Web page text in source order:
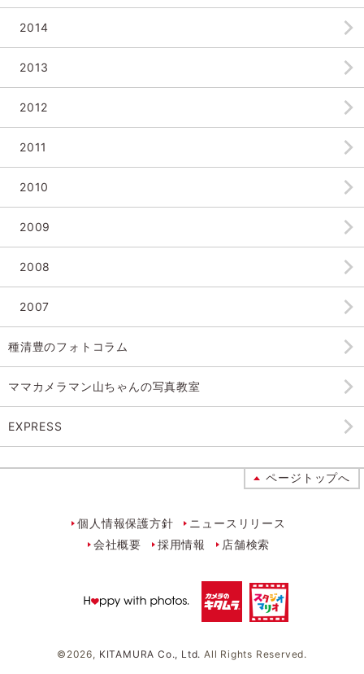
2014
2013
2012
2011
2010
2009
2008
2007
種清豊のフォトコラム
ママカメラマン山ちゃんの写真教室
EXPRESS
ページトップへ
個人情報保護方針
ニュースリリース
会社概要
採用情報 店舗検索
© 2026, KITAMURA Co., Ltd. All Rights Reserved.